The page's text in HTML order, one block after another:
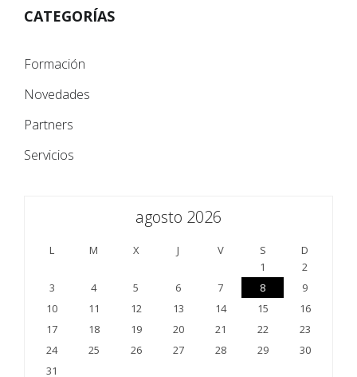
CATEGORÍAS
Formación
Novedades
Partners
Servicios
agosto 2026
L M X J V S
D
1
2
3
4 5 6 7 8
9
10
11 12 13 14 15
16
17
18 19 20 21 22
23
24
25 26 27 28 29
30
31